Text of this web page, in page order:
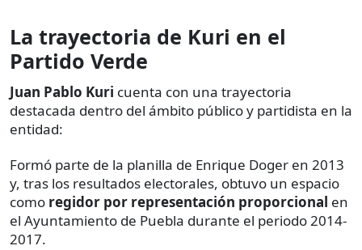
La trayectoria de Kuri en el
Partido Verde
Juan Pablo Kuri cuenta con una trayectoria
destacada dentro del ámbito público y partidista en la
entidad:
Formó parte de la planilla de Enrique Doger en 2013
y, tras los resultados electorales, obtuvo un espacio
como regidor por representación proporcional en
el Ayuntamiento de Puebla durante el periodo 2014-
2017.